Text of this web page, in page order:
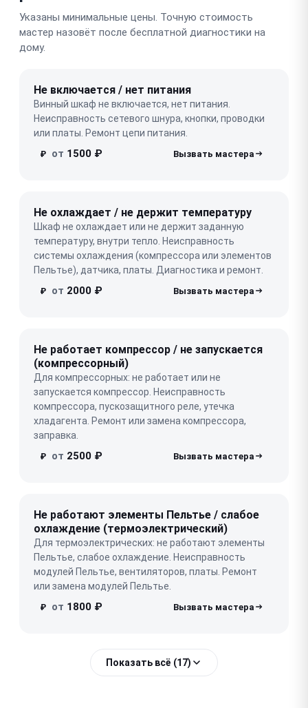
Указаны минимальные цены. Точную стоимость
мастер назовёт после бесплатной диагностики на
дому.
Не включается / нет питания
Винный шкаф не включается, нет питания.
Неисправность сетевого шнура, кнопки, проводки
или платы. Ремонт цепи питания.
₽ от 1500 ₽
Не охлаждает / не держит температуру
Шкаф не охлаждает или не держит заданную
температуру, внутри тепло. Неисправность
системы охлаждения (компрессора или элементов
Пельтье), датчика, платы. Диагностика и ремонт.
₽ от 2000 ₽
Не работает компрессор / не запускается
(компрессорный)
Для компрессорных: не работает или не
запускается компрессор. Неисправность
компрессора, пускозащитного реле, утечка
хладагента. Ремонт или замена компрессора,
заправка.
₽ от 2500 ₽
Не работают элементы Пельтье / слабое
охлаждение (термоэлектрический)
Для термоэлектрических: не работают элементы
Пельтье, слабое охлаждение. Неисправность
модулей Пельтье, вентиляторов, платы. Ремонт
или замена модулей Пельтье.
₽ от 1800 ₽
Показать всё (17)